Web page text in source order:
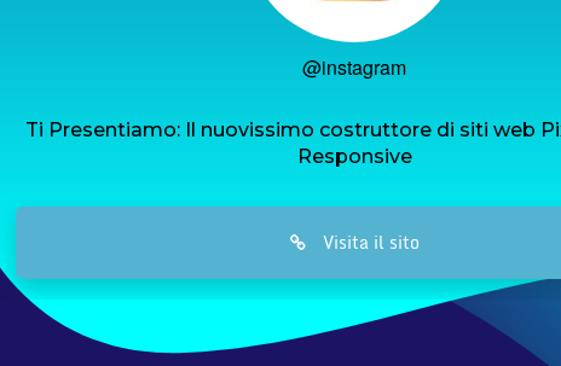
@instagram
Ti Presentiamo: Il nuovissimo costruttore di siti web
Responsive
Visita il sito